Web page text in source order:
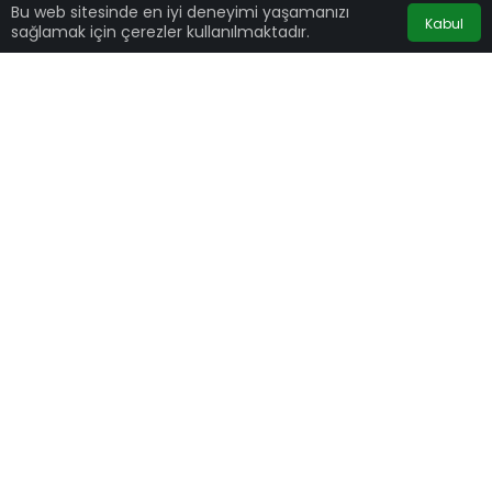
Bu web sitesinde en iyi deneyimi yaşamanızı
sağlamak için çerezler kullanılmaktadır.
Kabul